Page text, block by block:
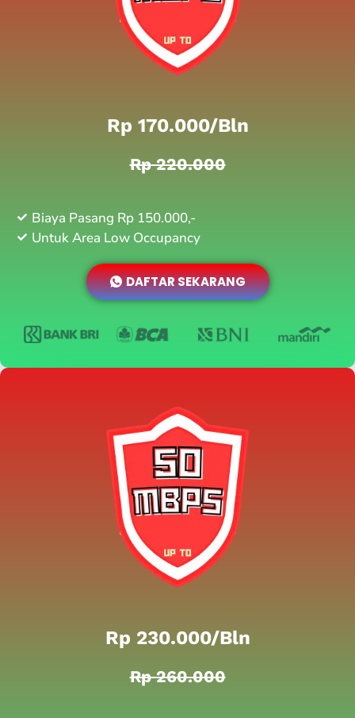
Rp 170.000/bln
Rp 220.000
Biaya Pasang Rp 150.000,-
Untuk Area Low Occupancy
DAFTAR SEKARANG
Rp 230.000/bln
Rp 260.000